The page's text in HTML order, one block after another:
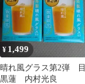
¥ 1,499
晴れ風グラス第2弾 目
黒蓮 内村光良